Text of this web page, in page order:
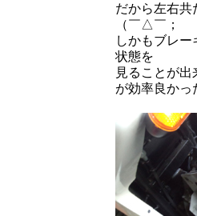
だから左右共
（￣△￣；
しかもブレ
状態を
見ることが
が効率良かっ